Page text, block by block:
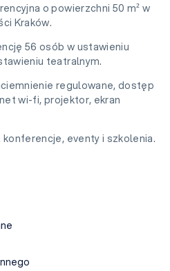
o powierzchni 50 m² w
Kraków.
56 osób w ustawieniu
teatralnym.
regulowane, dostęp
wi-fi, projektor, ekran
eventy i szkolenia.